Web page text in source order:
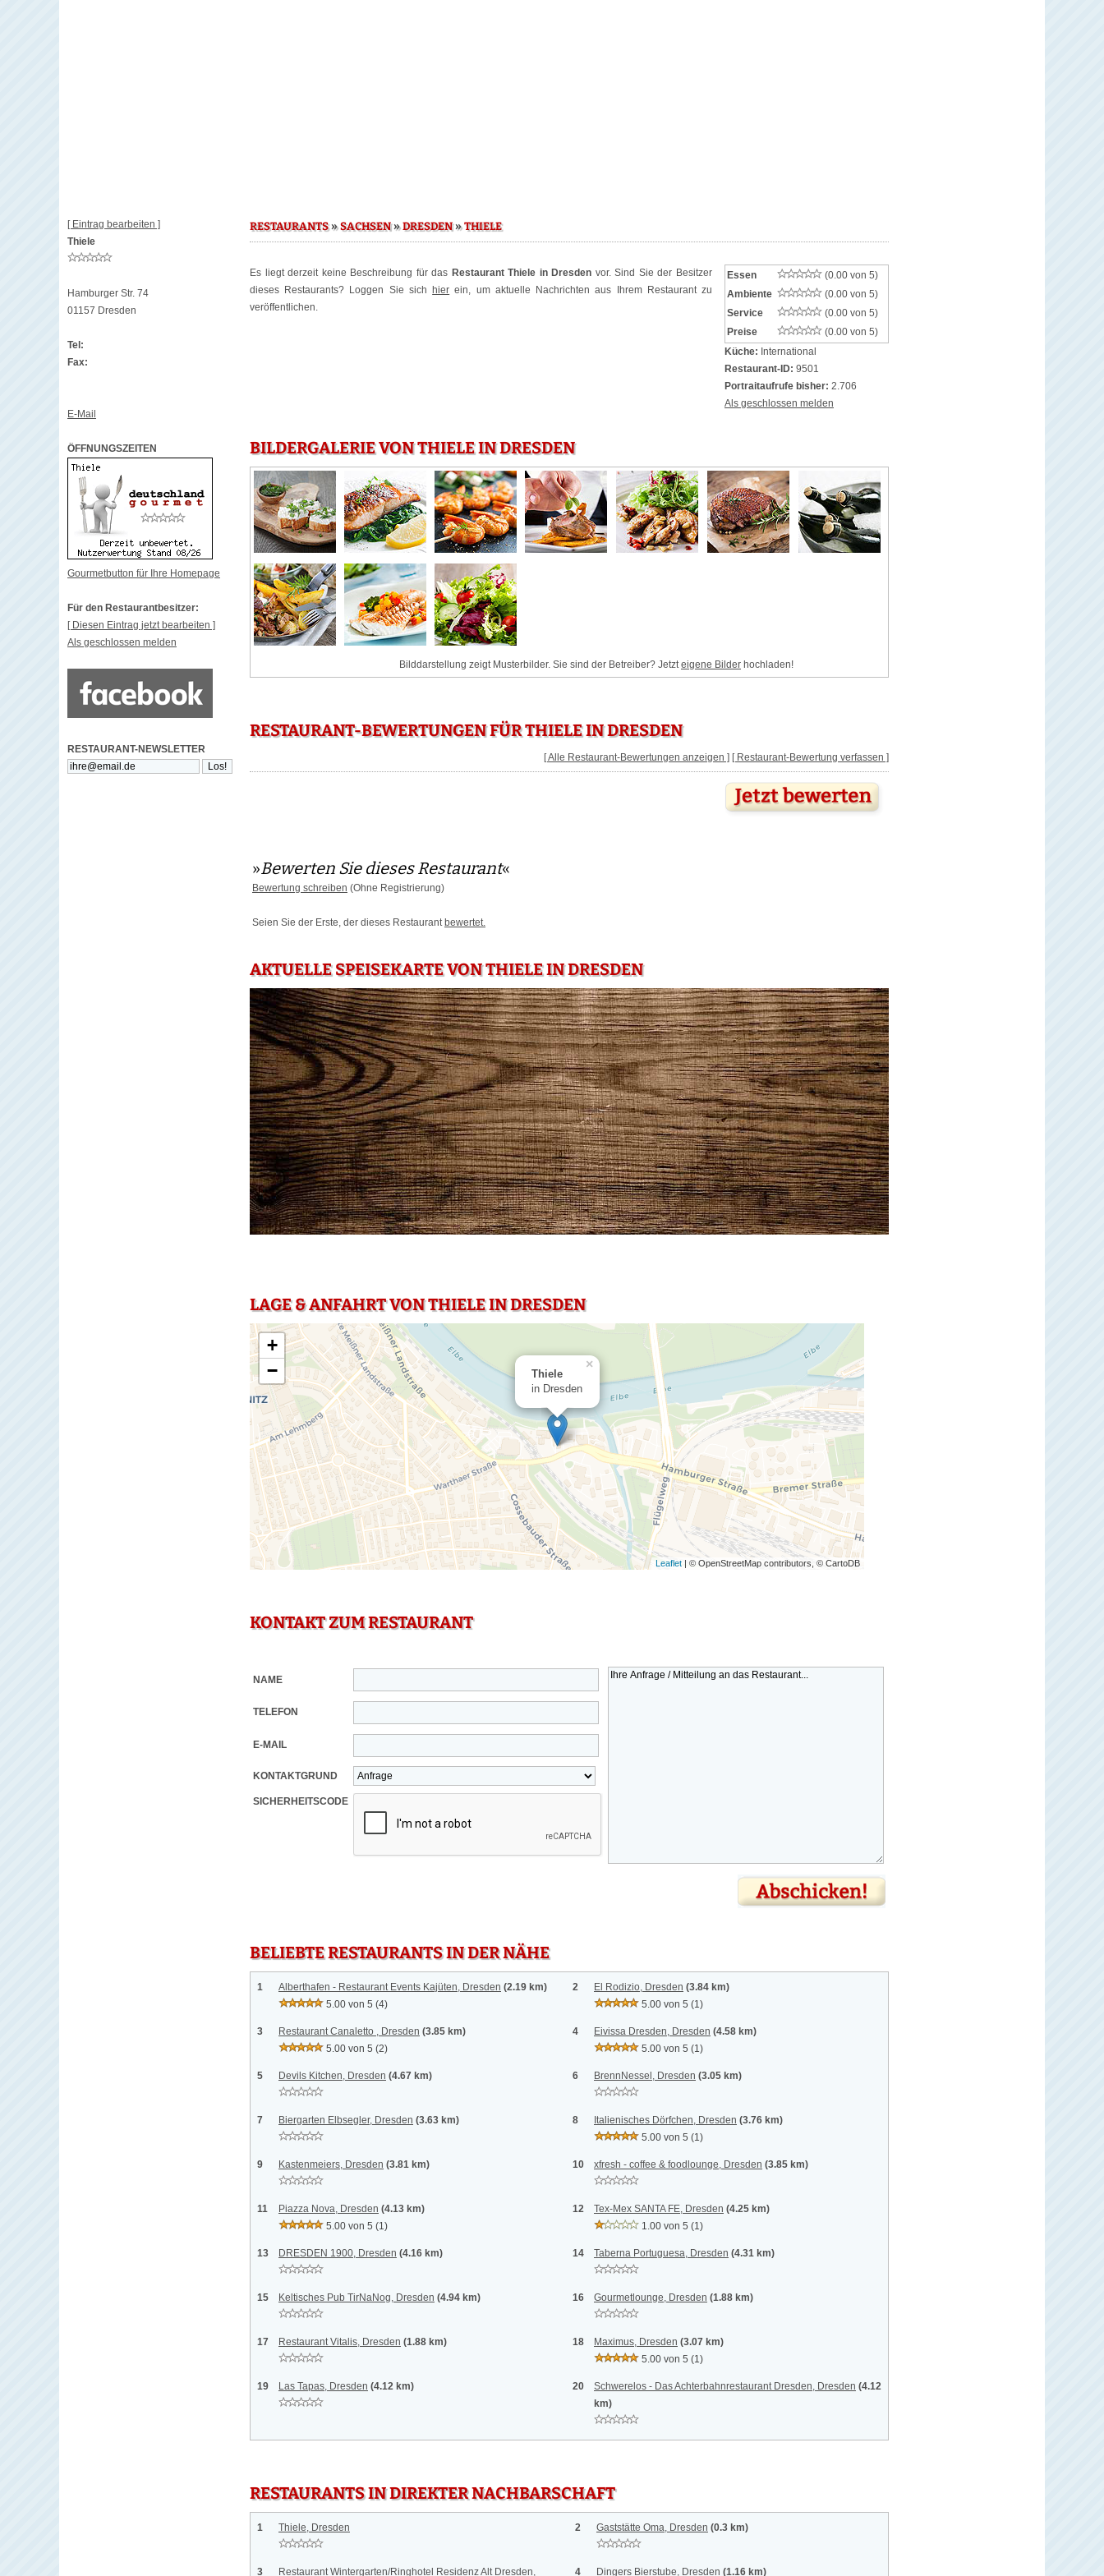
[ Eintrag bearbeiten ]
Thiele
Hamburger Str. 74
01157 Dresden
Tel:
Fax:
E-Mail
ÖFFNUNGSZEITEN
Gourmetbutton für Ihre Homepage
Für den Restaurantbesitzer:
[ Diesen Eintrag jetzt bearbeiten ]
Als geschlossen melden
RESTAURANT-NEWSLETTER
RESTAURANTS»SACHSEN»DRESDEN»THIELE
Es liegt derzeit keine Beschreibung für das Restaurant Thiele in Dresden vor. Sind Sie der Besitzer
dieses Restaurants? Loggen Sie sich
hier ein, um aktuelle Nachrichten aus Ihrem Restaurant zu
veröffentlichen.
Essen
(0.00 von 5)
Ambiente
(0.00 von 5)
Service
(0.00 von 5)
Preise
(0.00 von 5)
Küche: International
Restaurant-ID: 9501
Portraitaufrufe bisher: 2.706
Als geschlossen melden
BILDERGALERIE VON THIELE IN DRESDEN
Bilddarstellung zeigt Musterbilder. Sie sind der Betreiber? Jetzteigene Bilder hochladen!
RESTAURANT-BEWERTUNGEN FÜR THIELE IN DRESDEN
[ Alle Restaurant-Bewertungen anzeigen ] [ Restaurant-Bewertung verfassen ]
»Bewerten Sie dieses Restaurant«
Bewertung schreiben (Ohne Registrierung)
Seien Sie der Erste, der dieses Restaurant bewertet.
AKTUELLE SPEISEKARTE VON THIELE IN DRESDEN
LAGE & ANFAHRT VON THIELE IN DRESDEN
Thiele
in Dresden
×
+
−
Leaflet | © OpenStreetMap contributors, © CartoDB
KONTAKT ZUM RESTAURANT
NAME
TELEFON
E-MAIL
KONTAKTGRUND
SICHERHEITSCODE
BELIEBTE RESTAURANTS IN DER NÄHE
1 Alberthafen - Restaurant Events Kajüten, Dresden (2.19 km)
5.00 von 5 (4)
2 El Rodizio, Dresden (3.84 km)
5.00 von 5 (1)
3 Restaurant Canaletto , Dresden (3.85 km)
5.00 von 5 (2)
4 Eivissa Dresden, Dresden (4.58 km)
5.00 von 5 (1)
5 Devils Kitchen, Dresden (4.67 km) 6 BrennNessel, Dresden (3.05 km)
7 Biergarten Elbsegler, Dresden (3.63 km) 8 Italienisches Dörfchen, Dresden (3.76 km)
5.00 von 5 (1)
9 Kastenmeiers, Dresden (3.81 km) 10 xfresh - coffee & foodlounge, Dresden (3.85 km)
11 Piazza Nova, Dresden (4.13 km)
5.00 von 5 (1)
12 Tex-Mex SANTA FE, Dresden (4.25 km)
1.00 von 5 (1)
13 DRESDEN 1900, Dresden (4.16 km) 14 Taberna Portuguesa, Dresden (4.31 km)
15 Keltisches Pub TirNaNog, Dresden (4.94 km) 16 Gourmetlounge, Dresden (1.88 km)
17 Restaurant Vitalis, Dresden (1.88 km) 18 Maximus, Dresden (3.07 km)
5.00 von 5 (1)
19 Las Tapas, Dresden (4.12 km) 20 Schwerelos - Das Achterbahnrestaurant Dresden, Dresden (4.12
km)
RESTAURANTS IN DIREKTER NACHBARSCHAFT
1 Thiele, Dresden 2 Gaststätte Oma, Dresden (0.3 km)
3 Restaurant Wintergarten/Ringhotel Residenz Alt Dresden, 4 Dingers Bierstube, Dresden (1.16 km)